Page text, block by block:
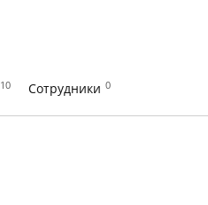
10 Сотрудники 0